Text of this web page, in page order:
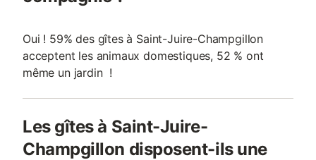
Oui ! 59% des gîtes à Saint-Juire-Champgillon
acceptent les animaux domestiques, 52 % ont
même un jardin !
Les gîtes à Saint-Juire-
Champgillon disposent-ils une